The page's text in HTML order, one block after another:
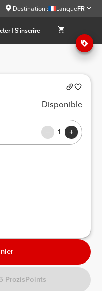
Destination : LangueFR
| S'inscrire
Disponible
1
ProzisPoints